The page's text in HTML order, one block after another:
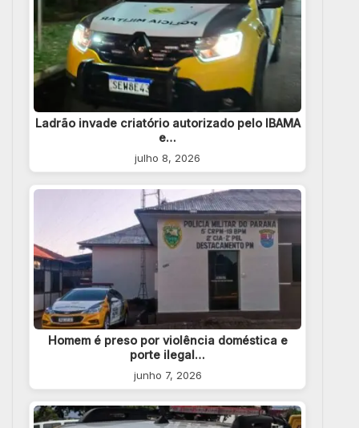
Ladrão invade criatório autorizado pelo IBAMA
e…
julho 8, 2026
Homem é preso por violência doméstica e
porte ilegal…
junho 7, 2026